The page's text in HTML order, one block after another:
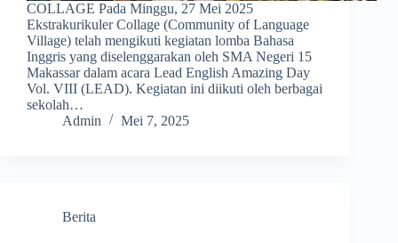
COLLAGE Pada Minggu, 27 Mei 2025
Ekstrakurikuler Collage (Community of Language
Village) telah mengikuti kegiatan lomba Bahasa
Inggris yang diselenggarakan oleh SMA Negeri 15
Makassar dalam acara Lead English Amazing Day
Vol. VIII (LEAD). Kegiatan ini diikuti oleh berbagai
sekolah…
Admin
Mei 7, 2025
Berita